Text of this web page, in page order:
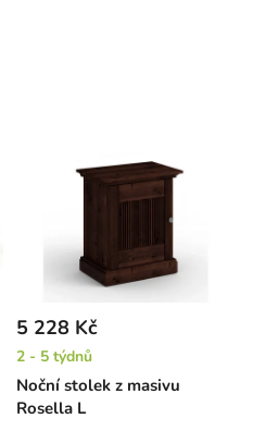
Noční stolek z masivu
Rosella L
5 228 Kč
2 - 5 týdnů